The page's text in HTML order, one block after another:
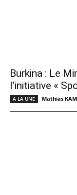
Burkina : Le
l’initiative «
A LA UNE Mathias KAM